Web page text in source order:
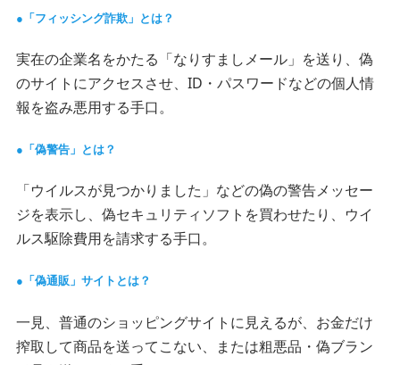
「フィッシング詐欺」とは？
実在の企業名をかたる「なりすましメール」を送り、偽
のサイトにアクセスさせ、ID・パスワードなどの個人情
報を盗み悪用する手口。
「偽警告」とは？
「ウイルスが見つかりました」などの偽の警告メッセー
ジを表示し、偽セキュリティソフトを買わせたり、ウイ
ルス駆除費用を請求する手口。
「偽通販」サイトとは？
一見、普通のショッピングサイトに見えるが、お金だけ
搾取して商品を送ってこない、または粗悪品・偽ブラン